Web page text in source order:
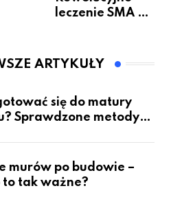
leczenie SMA –
pacjentów?
ARTYKUŁY
się do matury
Sprawdzone metody
murów po budowie –
to tak ważne?